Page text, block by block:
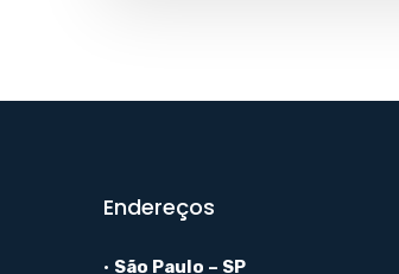
Endereços
• São Paulo – SP